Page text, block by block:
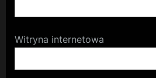
Witryna internetowa